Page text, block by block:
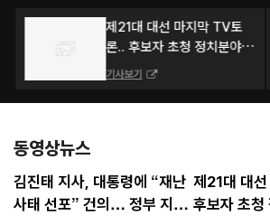
제21대 대선 마지막 TV토
론.. 후보자 초청 정치분야 3
차 토론회 생중계 - [LIVE]
월 27일
기사보기
동영상뉴스
김진태 지사, 대통령에 “재난
사태 선포” 건의… 정부 지원
제21대 대
후보자 초청